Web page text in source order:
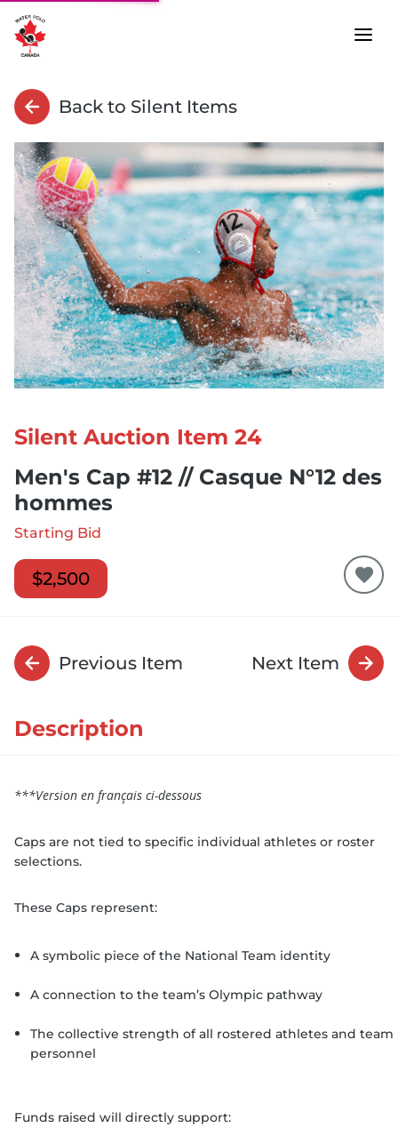
Back to Silent Items
Silent Auction Item 24
Men's Cap #12 // Casque N°12 des
hommes
Starting Bid
$2,500
Previous Item Next Item
Description
***Version en français ci-dessous
Caps are not tied to specific individual athletes or roster
selections.
These Caps represent:
A symbolic piece of the National Team identity
A connection to the team’s Olympic pathway
The collective strength of all rostered athletes and team
personnel
Funds raised will directly support: